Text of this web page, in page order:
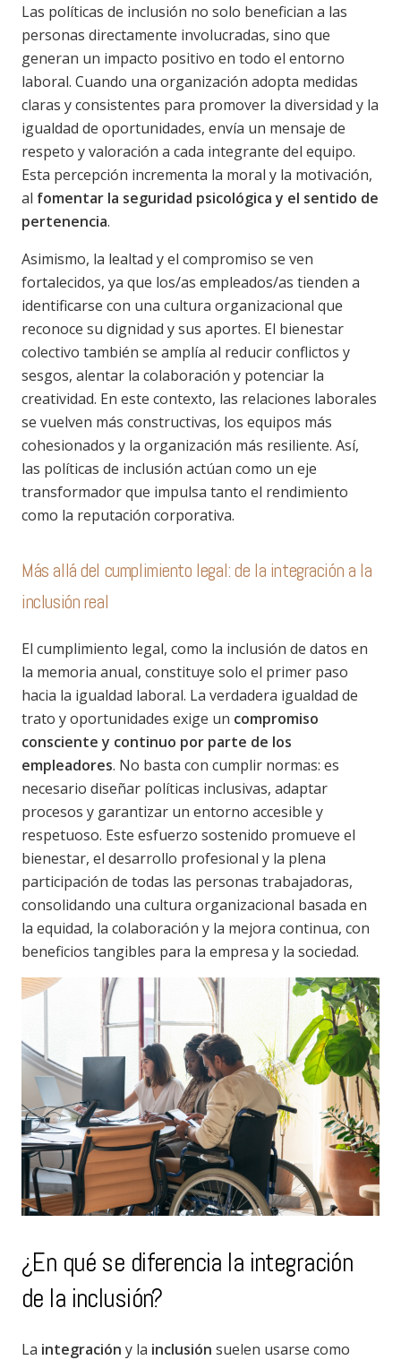
Las políticas de inclusión no solo benefician a las
personas directamente involucradas, sino que
generan un impacto positivo en todo el entorno
laboral. Cuando una organización adopta medidas
claras y consistentes para promover la diversidad y la
igualdad de oportunidades, envía un mensaje de
respeto y valoración a cada integrante del equipo.
Esta percepción incrementa la moral y la motivación,
al fomentar la seguridad psicológica y el sentido de
pertenencia.
Asimismo, la lealtad y el compromiso se ven
fortalecidos, ya que los/as empleados/as tienden a
identificarse con una cultura organizacional que
reconoce su dignidad y sus aportes. El bienestar
colectivo también se amplía al reducir conflictos y
sesgos, alentar la colaboración y potenciar la
creatividad. En este contexto, las relaciones laborales
se vuelven más constructivas, los equipos más
cohesionados y la organización más resiliente. Así,
las políticas de inclusión actúan como un eje
transformador que impulsa tanto el rendimiento
como la reputación corporativa.
Más allá del cumplimiento legal: de la integración a la
inclusión real
El cumplimiento legal, como la inclusión de datos en
la memoria anual, constituye solo el primer paso
hacia la igualdad laboral. La verdadera igualdad de
trato y oportunidades exige un compromiso
consciente y continuo por parte de los
empleadores. No basta con cumplir normas: es
necesario diseñar políticas inclusivas, adaptar
procesos y garantizar un entorno accesible y
respetuoso. Este esfuerzo sostenido promueve el
bienestar, el desarrollo profesional y la plena
participación de todas las personas trabajadoras,
consolidando una cultura organizacional basada en
la equidad, la colaboración y la mejora continua, con
beneficios tangibles para la empresa y la sociedad.
¿En qué se diferencia la integración
de la inclusión?
La integración y la inclusión suelen usarse como